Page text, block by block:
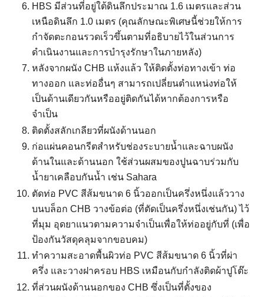
HBS มีส่วนที่อยู่ใต้ดินลึกประมาณ 1.6 เมตรและส่วน
เหนือดินลึก 1.0 เมตร (คุณลักษณะพิเศษนี้ช่วยให้การ
กำจัดตะกอนรวดเร็วขึ้นตามที่อธิบายไว้ในส่วนการ
ดำเนินงานและการบำรุงรักษาในภายหลัง)
หลังจากผนัง CHB แห้งแล้ว ให้ติดตั้งท่อทางเข้า ท่อ
ทางออก และท่ออื่นๆ สามารถเปลี่ยนตำแหน่งท่อให้
เป็นด้านเดียวกันหรืออยู่ติดกันได้หากต้องการหรือ
จำเป็น
ติดตั้งสลักเกลียวที่ผนังด้านนอก
ก่อแผ่นคอนกรีตสำหรับช่องระบายน้ำและฉาบผนัง
ด้านในและด้านนอก ใช้ส่วนผสมของปูนฉาบร่วมกับ
น้ำยาเคลือบกันน้ำ เช่น Sahara
ตัดท่อ PVC สีส้มขนาด 6 นิ้วออกเป็นครึ่งหนึ่งแล้ววาง
บนบล็อก CHB วางข้อต่อ (ที่ตัดเป็นครึ่งหนึ่งเช่นกัน) ไว้
ที่มุม อุดยาแนวตามความจำเป็นเพื่อให้ท่ออยู่กับที่ (เพื่อ
ป้องกันวัสดุคลุมจากขอบคม)
ทำความสะอาดพื้นผิวท่อ PVC สีส้มขนาด 6 นิ้วที่ผ่า
ครึ่ง และวางฝาครอบ HBS เหมือนกับกำลังติดผ้าปูโต๊ะ
ที่ส่วนผนังด้านนอกของ CHB ซึ่งเป็นที่ตั้งของ